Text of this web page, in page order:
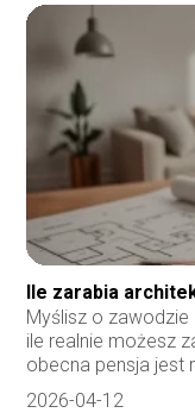
Ile zarabia
Myślisz o
ile realnie możesz
obecna pensja jest
2026-04-12